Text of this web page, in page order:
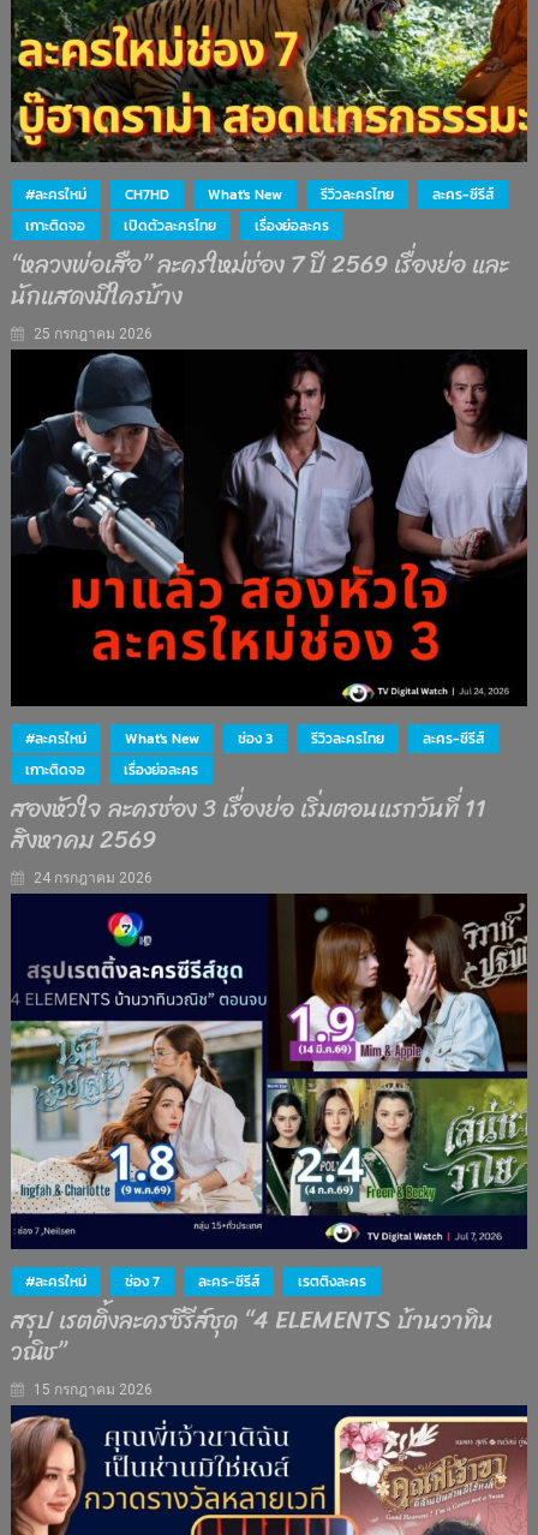
#ละครใหม่ CH7HD What's New รีวิวละครไทย
ละคร-ซีรีส์
เกาะติดจอ
เปิดตัวละครไทย เรื่องย่อละคร
“หลวงพ่อเสือ” ละครใหม่ช่อง 7 ปี 2569 เรื่องย่อ และ
นักแสดงมีใครบ้าง
25 กรกฎาคม 2026
#ละครใหม่ What's New ช่อง 3 รีวิวละครไทย
ละคร-ซีรีส์
เกาะติดจอ
เรื่องย่อละคร
สองหัวใจ ละครช่อง 3 เรื่องย่อ เริ่มตอนแรกวันที่ 11
สิงหาคม 2569
24 กรกฎาคม 2026
#ละครใหม่ ช่อง 7 ละคร-ซีรีส์ เรตติงละคร
สรุป เรตติ้งละครซีรีส์ชุด “4 ELEMENTS บ้านวาทิน
วณิช”
15 กรกฎาคม 2026